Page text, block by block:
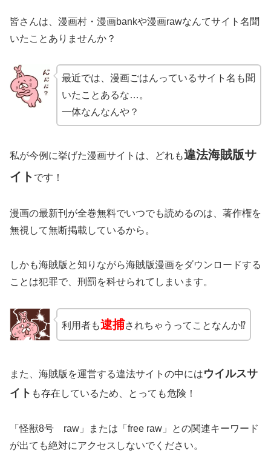
皆さんは、漫画村・漫画bankや漫画rawなんてサイト名聞
いたことありませんか？
最近では、漫画ごはんっているサイト名も聞
いたことあるな…。
一体なんなんや？
私が今例に挙げた漫画サイトは、どれも違法海賊版サ
イト です！
漫画の最新刊が全巻無料でいつでも読めるのは、著作権を
無視して無断掲載しているから。
しかも海賊版と知りながら海賊版漫画をダウンロードする
ことは犯罪で、刑罰を科せられてしまいます。
利用者も逮捕されちゃうってことなんか⁉
また、海賊版を運営する違法サイトの中にはウイルスサ
イト も存在しているため、とっても危険！
「怪獣8号 raw」または「free raw」との関連キーワード
が出ても絶対にアクセスしないでください。